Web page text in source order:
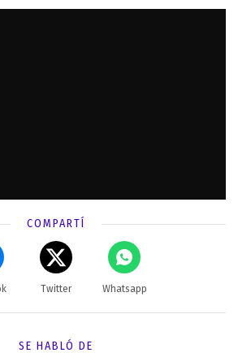
COMPARTÍ
Twitter Whatsapp
SE HABLÓ DE